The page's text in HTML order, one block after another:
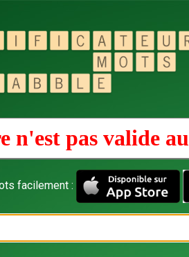
n'est pas valide au
facilement :